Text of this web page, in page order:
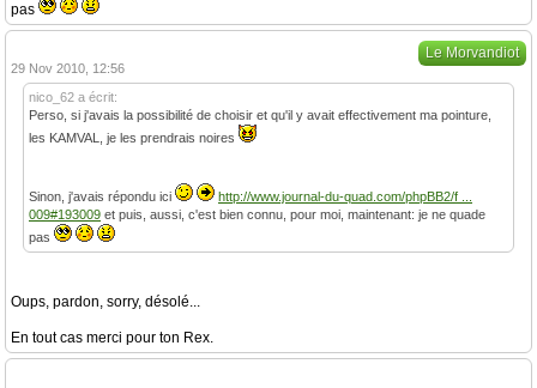
pas
Le Morvandiot
29 Nov 2010, 12:56
nico_62 a écrit:
Perso, si j'avais la possibilité de choisir et qu'il y avait effectivement ma pointure,
les KAMVAL, je les prendrais noires
Sinon, j'avais répondu ici
http://www.journal-du-quad.com/phpBB2/f ...
009#193009 et puis, aussi, c'est bien connu, pour moi, maintenant: je ne quade
pas
Oups, pardon, sorry, désolé...
En tout cas merci pour ton Rex.